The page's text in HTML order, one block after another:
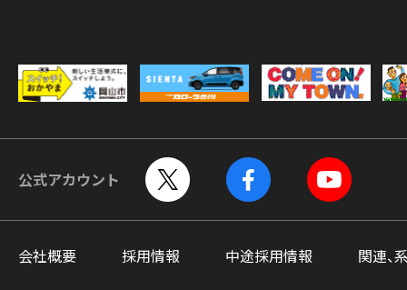
公式アカウント
会社概要 採用情報 中途採用情報 関連、